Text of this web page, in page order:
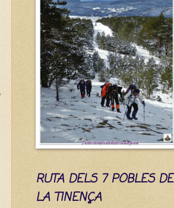
RUTA DELS 7 POBLES DE
LA TINENÇA